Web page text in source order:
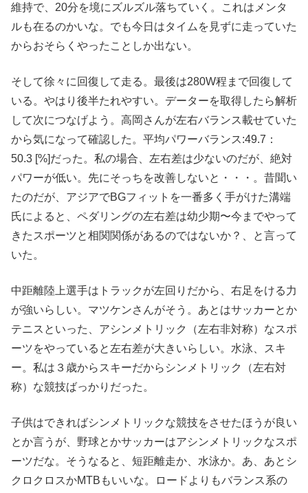
維持で、20分を境にズルズル落ちていく。これはメンタ
ルも在るのかいな。でも今日はタイムを見ずに走っていた
からおそらくやったことしか出ない。
そして徐々に回復して走る。最後は280W程まで回復して
いる。やはり後半たれやすい。データーを取得したら解析
して次につなげよう。高岡さんが左右バランス載せていた
から気になって確認した。平均パワーバランス:49.7：
50.3 [%]だった。私の場合、左右差は少ないのだが、絶対
パワーが低い。先にそっちを改善しないと・・・。昔聞い
たのだが、アジアでBGフィットを一番多く手がけた溝端
氏によると、ペダリングの左右差は幼少期〜今までやって
きたスポーツと相関関係があるのではないか？、と言って
いた。
中距離陸上選手はトラックが左回りだから、右足をける力
が強いらしい。マツケンさんがそう。あとはサッカーとか
テニスといった、アシンメトリック（左右非対称）なスポ
ーツをやっていると左右差が大きいらしい。水泳、スキ
ー。私は３歳からスキーだからシンメトリック（左右対
称）な競技ばっかりだった。
子供はできればシンメトリックな競技をさせたほうが良い
とか言うが、野球とかサッカーはアシンメトリックなスポ
ーツだな。そうなると、短距離走か、水泳か。あ、あとシ
クロクロスかMTBもいいな。ロードよりもバランス系の